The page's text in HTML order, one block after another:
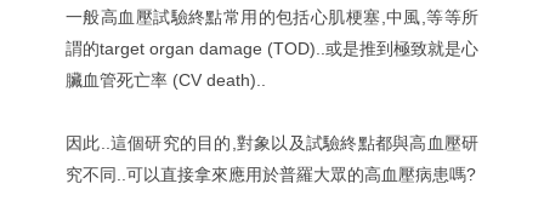
一般高血壓試驗終點常用的包括心肌梗塞,中風,等等所
謂的target organ damage (TOD)..或是推到極致就是心
臟血管死亡率 (CV death)..
因此..這個研究的目的,對象以及試驗終點都與高血壓研
究不同..可以直接拿來應用於普羅大眾的高血壓病患嗎?